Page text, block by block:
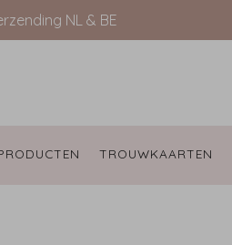
NL & BE
TROUWKAARTEN